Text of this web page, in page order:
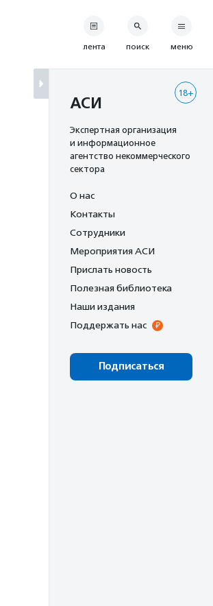
лента поиск меню
18+
АСИ
Экспертная организация
и информационное
агентство некоммерческого
сектора
О нас
Контакты
Сотрудники
Мероприятия АСИ
Прислать новость
Полезная библиотека
Наши издания
Поддержать нас
Подписаться